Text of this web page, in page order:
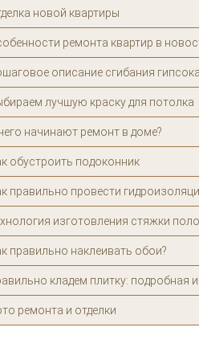
новой квартиры
ремонта квартир в
описание сгибания
лучшую краску для потолка
начинают ремонт в доме?
обустроить подоконник
правильно провести
изготовления стяжки
правильно наклеивать обои?
кладем плитку: подробная
ремонта и отделки